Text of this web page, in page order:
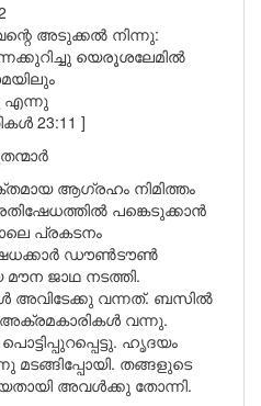
അടുക്കൽ നിന്നു:
യെരൂശലേമിൽ
എന്നു
23:11 ]
ആഗ്രഹം നിമിത്തം
പങ്കെടുക്കാൻ
പ്രകടനം
ഡൗൺടൗൺ
ജാഥ നടത്തി.
അവിടേക്കു വന്നത്. ബസിൽ
വന്നു.
ഹൃദയം
മടങ്ങിപ്പോയി. തങ്ങളുടെ
അവൾക്കു തോന്നി.